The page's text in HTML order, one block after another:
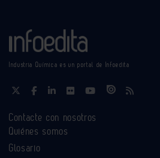
Industria Química es un portal de Infoedita
Contacte con nosotros
Quiénes somos
Glosario